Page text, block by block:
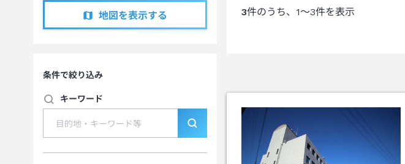
地図を表示する
条件で絞り込み
キーワード
3件のうち、 1～3件を表示